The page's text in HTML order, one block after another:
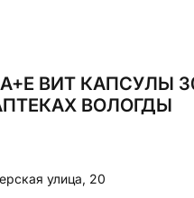
ВИТ КАПСУЛЫ
ВОЛОГДЫ
улица, 20